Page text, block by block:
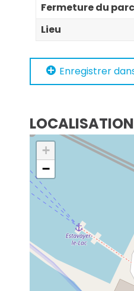
Fermeture du parc
Lieu
Enregistrer
+
−